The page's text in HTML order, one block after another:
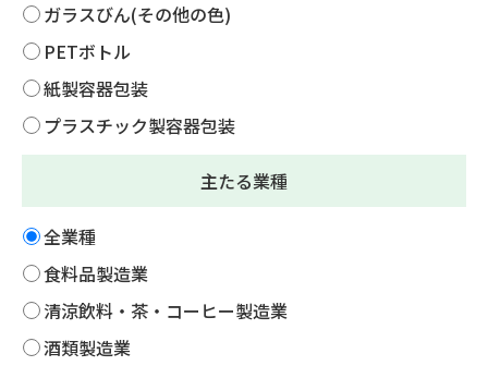
ガラスびん(その他の色)
PETボトル
紙製容器包装
プラスチック製容器包装
主たる業種
全業種
食料品製造業
清涼飲料・茶・コーヒー製造業
酒類製造業